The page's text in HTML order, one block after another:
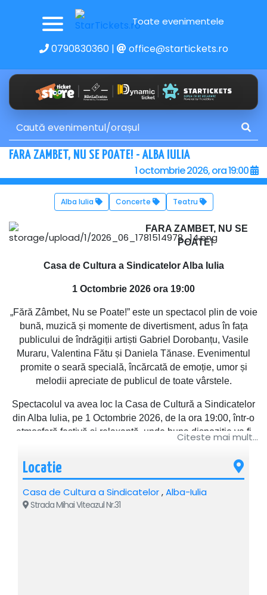
Toate evenimentele
0790830360| office@startickets.ro
FARA ZAMBET, NU SE POATE! - ALBA IULIA
1 octombrie 2026, ora 19:00
Alba Iulia Concerte Teatru
FARA ZAMBET, NU SE
POATE!
Casa de Cultura a Sindicatelor Alba Iulia
1 Octombrie 2026 ora 19:00
„Fără Zâmbet, Nu se Poate!” este un spectacol plin de voie
bună, muzică și momente de divertisment, adus în fața
publicului de îndrăgiții artiști Gabriel Dorobanțu, Vasile
Muraru, Valentina Fătu și Daniela Tănase. Evenimentul
promite o seară specială, încărcată de emoție, umor și
melodii apreciate de publicul de toate vârstele.
Spectacolul va avea loc la Casa de Cultură a Sindicatelor
din Alba Iulia, pe 1 Octombrie 2026, de la ora 19:00, într-o
atmosferă festivă și relaxantă, unde buna dispoziție va fi
un show artistic complex, în care muzica, comedia și
energia pozitivă se îmbină perfect pentru o experiență
memorabilă.
Citeste mai mult...
Locatie
Casa de Cultura a Sindicatelor,Alba-Iulia
Strada Mihai Viteazul Nr.31